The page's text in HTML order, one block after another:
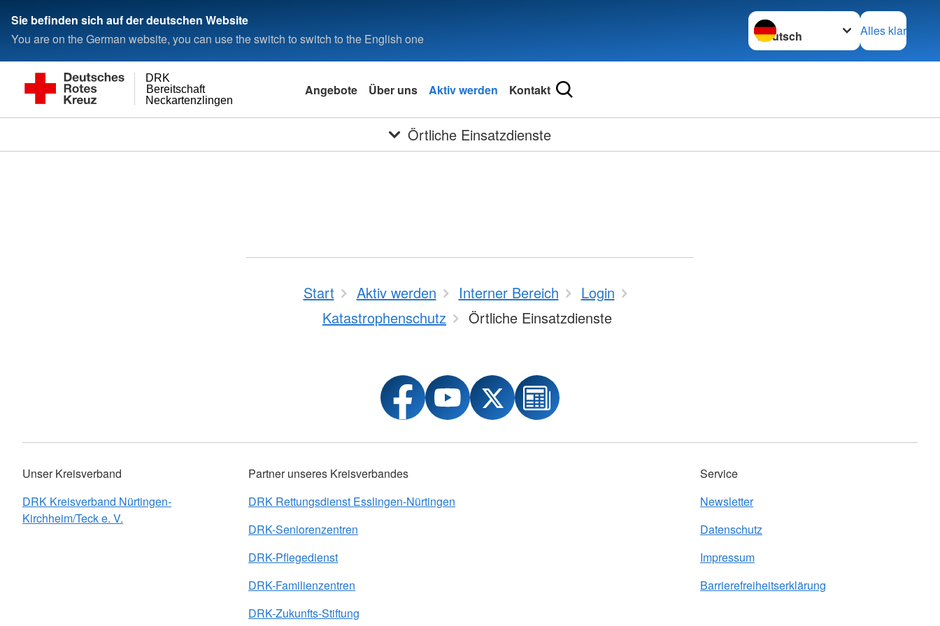
Sie befinden sich auf der deutschen Website
You are on the German website, you can use the switch to switch to the English one
Sprache wechseln zu
Alles klar
Neckartenzlingen
Bereitschaft
DRK
Angebote Über uns Aktiv werden Kontakt
Örtliche Einsatzdienste
Start Aktiv werden Interner Bereich
Login
Katastrophenschutz
Örtliche Einsatzdienste
Unser Kreisverband
DRK Kreisverband Nürtingen-
Kirchheim/Teck e. V.
Partner unseres Kreisverbandes
DRK Rettungsdienst Esslingen-Nürtingen
DRK-Seniorenzentren
DRK-Pflegedienst
DRK-Familienzentren
DRK-Zukunfts-Stiftung
Service
Newsletter
Datenschutz
Impressum
Barrierefreiheitserklärung